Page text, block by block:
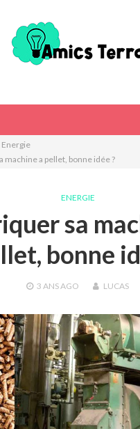
Energie
machine a pellet, bonne idée ?
ENERGIE
sa
bonne
3 ANSAGO LUCAS